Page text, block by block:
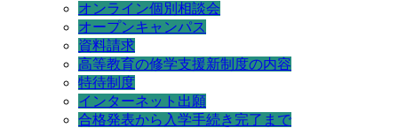
オンライン個別相談会
オープンキャンパス
資料請求
高等教育の修学支援新制度の内容
特待制度
インターネット出願
合格発表から入学手続き完了まで